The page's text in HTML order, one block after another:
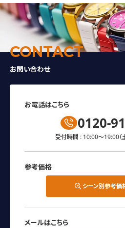
CONTACT
お問い合わせ
お電話はこちら
0120-
受付時間 : 10:00～19:00
参考価格
シーン別参考価
メールはこちら